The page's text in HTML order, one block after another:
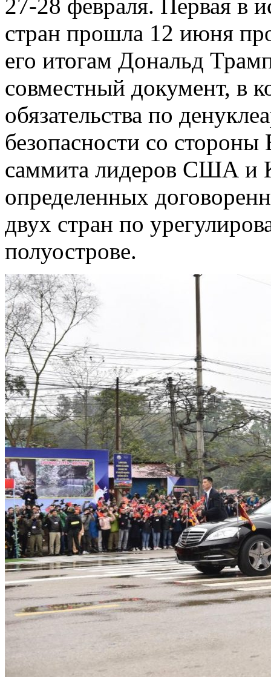
27-28 февраля. Первая в
стран прошла 12 июня
его итогам Дональд
совместный документ, в
обязательства по
безопасности со
саммита лидеров США и
определенных
двух стран по
полуострове.